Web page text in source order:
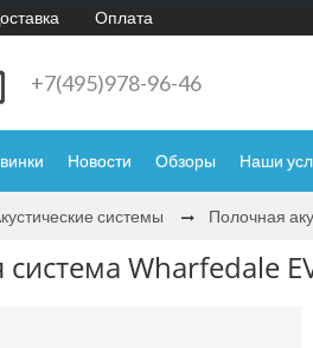
Оплата
+7(495)978-96-46
Новости Обзоры Наши
системы Полочная
система Wharfedale